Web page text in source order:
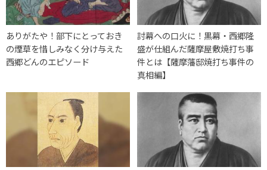
ありがたや！部下にとっておき
の煙草を惜しみなく分け与えた
西郷どんのエピソード
討幕への口火に！黒幕・西郷隆
盛が仕組んだ薩摩屋敷焼打ち事
件とは【薩摩藩邸焼打ち事件の
真相編】